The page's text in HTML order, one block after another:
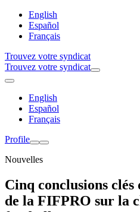
English
Español
Français
Trouvez votre syndicat
Trouvez votre syndicat
English
Español
Français
Profile
Nouvelles
Cinq conclusions
de la FIFPRO sur la